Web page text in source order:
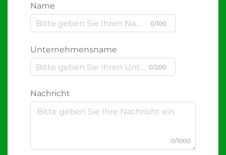
Name
0/100
Unternehmensname
0/200
Nachricht
0/1000